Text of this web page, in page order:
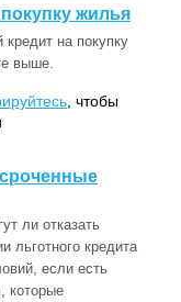
жилья
на покупку
выше.
, чтобы
ли отказать
льготного кредита
если есть
которые